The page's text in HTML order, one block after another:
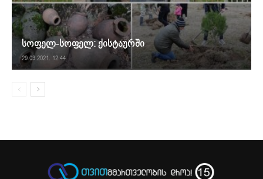
სოფელ-სოფელ: ქისტაურში
29.03.2021. 12:44